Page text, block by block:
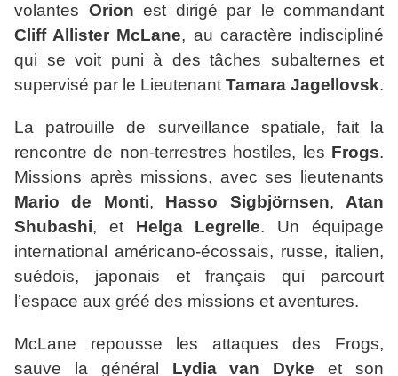
volantes Orion est dirigé par le commandant
Cliff Allister McLane, au caractère indiscipliné
qui se voit puni à des tâches subalternes et
supervisé par le Lieutenant Tamara Jagellovsk.
La patrouille de surveillance spatiale, fait la
rencontre de non-terrestres hostiles, les Frogs.
Missions après missions, avec ses lieutenants
Mario de Monti, Hasso Sigbjörnsen, Atan
Shubashi, et Helga Legrelle. Un équipage
international américano-écossais, russe, italien,
suédois, japonais et français qui parcourt
l’espace aux gréé des missions et aventures.
McLane repousse les attaques des Frogs,
sauve la général
Lydia van Dyke et son